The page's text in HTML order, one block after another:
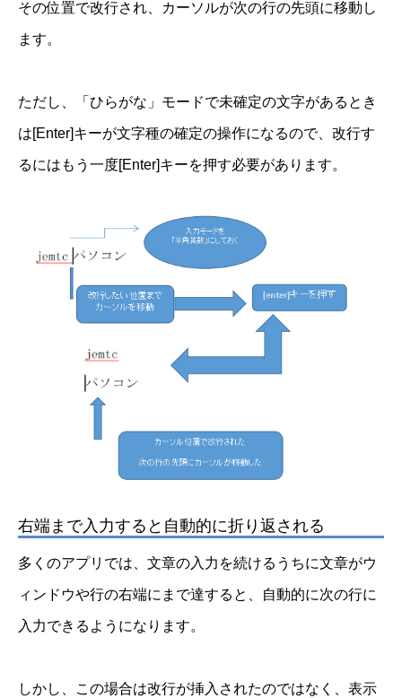
その位置で改行され、カーソルが次の行の先頭に移動し
ます。
ただし、「ひらがな」モードで未確定の文字があるとき
は[Enter]キーが文字種の確定の操作になるので、改行す
るにはもう一度[Enter]キーを押す必要があります。
右端まで入力すると自動的に折り返される
多くのアプリでは、文章の入力を続けるうちに文章がウ
ィンドウや行の右端にまで達すると、自動的に次の行に
入力できるようになります。
しかし、この場合は改行が挿入されたのではなく、表示